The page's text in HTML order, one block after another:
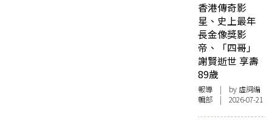
香港傳奇影
星、史上最年
長金像獎影
帝、「四哥」
謝賢逝世 享壽
89歲
報導 | by 虛詞編
輯部 | 2026-07-21